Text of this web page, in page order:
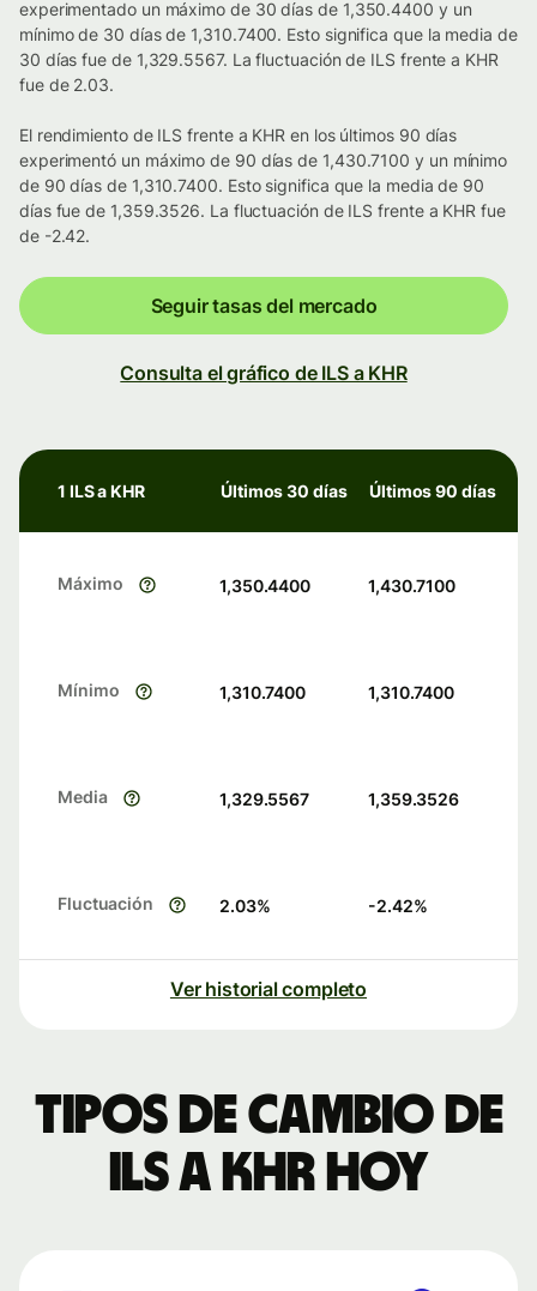
experimentado un máximo de 30 días de 1,350.4400 y un
mínimo de 30 días de 1,310.7400. Esto significa que la media de
30 días fue de 1,329.5567. La fluctuación de ILS frente a KHR
fue de 2.03.
El rendimiento de ILS frente a KHR en los últimos 90 días
experimentó un máximo de 90 días de 1,430.7100 y un mínimo
de 90 días de 1,310.7400. Esto significa que la media de 90
días fue de 1,359.3526. La fluctuación de ILS frente a KHR fue
de -2.42.
Seguir tasas del mercado
Consulta el gráfico de ILS a KHR
1 ILS a KHR Últimos 30 días Últimos 90 días
Máximo 1,350.4400 1,430.7100
Mínimo 1,310.7400 1,310.7400
Media 1,329.5567 1,359.3526
Fluctuación 2.03% -2.42%
Ver historial completo
Tipos de cambio de
ILS a KHR hoy